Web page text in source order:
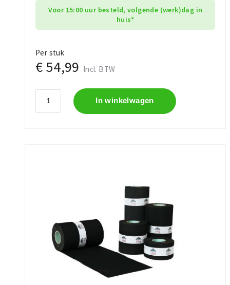
Voor 15:00 uur besteld, volgende (werk)dag in
huis*
Per stuk
€ 54,99 Incl. BTW
In winkelwagen